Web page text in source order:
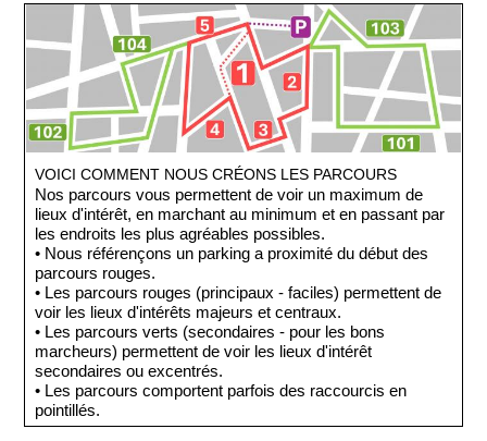
VOICI COMMENT NOUS CRÉONS LES PARCOURS
Nos parcours vous permettent de voir un maximum de
lieux d'intérêt, en marchant au minimum et en passant par
les endroits les plus agréables possibles.
• Nous référençons un parking a proximité du début des
parcours rouges.
• Les parcours rouges (principaux - faciles) permettent de
voir les lieux d'intérêts majeurs et centraux.
• Les parcours verts (secondaires - pour les bons
marcheurs) permettent de voir les lieux d'intérêt
secondaires ou excentrés.
• Les parcours comportent parfois des raccourcis en
pointillés.